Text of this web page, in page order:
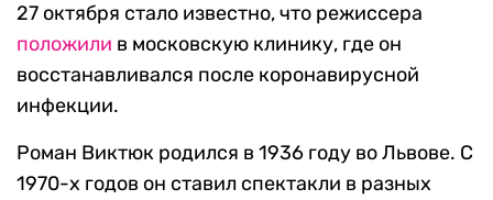
27 октября стало известно, что режиссера
положили в московскую клинику, где он
восстанавливался после коронавирусной
инфекции.
Роман Виктюк родился в 1936 году во Львове. С
1970-х годов он ставил спектакли в разных